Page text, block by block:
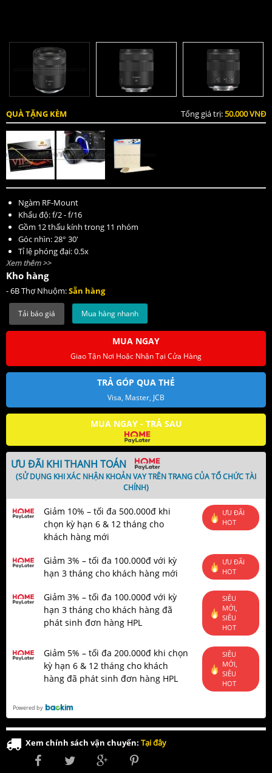
QUÀ TẶNG KÈM Tổng giá trị:50.000 VNĐ
Ngàm RF-Mount
Khẩu độ: f/2 - f/16
Gồm 12 thấu kính trong 11 nhóm
Góc nhìn: 28° 30'
Tỉ lệ phóng đại: 0.5x
Khoảng cách lấy nét tối thiểu: 35.05cm
Số lá khẩu: 9 lá
Đường kính filter: 67mm
Kích thước: 78 x 90.5 mm
Xem thêm >>
Kho hàng
- 6B Thợ Nhuộm:Sẵn hàng
Mua hàng nhanh
MUA NGAY
Giao Tận Nơi Hoặc Nhận Tại Cửa Hàng
TRẢ GÓP QUA THẺ
Visa, Master, JCB
MUA NGAY - TRẢ SAU
ƯU ĐÃI KHI THANH TOÁN
(SỬ DỤNG KHI XÁC NHẬN KHOẢN VAY TRÊN TRANG CỦA TỔ CHỨC TÀI
CHÍNH)
Giảm 10% – tối đa 500.000đ khi
chọn kỳ hạn 6 & 12 tháng cho
khách hàng mới
ƯU ĐÃI
HOT
Giảm 3% – tối đa 100.000đ với kỳ
hạn 3 tháng cho khách hàng mới
ƯU ĐÃI
HOT
Giảm 3% – tối đa 100.000đ với kỳ
hạn 3 tháng cho khách hàng đã
phát sinh đơn hàng HPL
SIÊU
MỚI,
SIÊU
HOT
Giảm 5% – tối đa 200.000đ khi chọn
kỳ hạn 6 & 12 tháng cho khách
hàng đã phát sinh đơn hàng HPL
SIÊU
MỚI,
SIÊU
HOT
Powered by
Xem chính sách vận chuyển: Tại đây